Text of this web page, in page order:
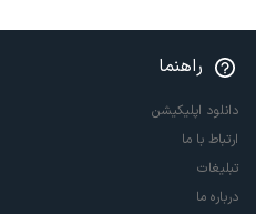
ساخت!
راهنما
دانلود اپلیکیشن
ارتباط با ما
تبلیغات
درباره ما